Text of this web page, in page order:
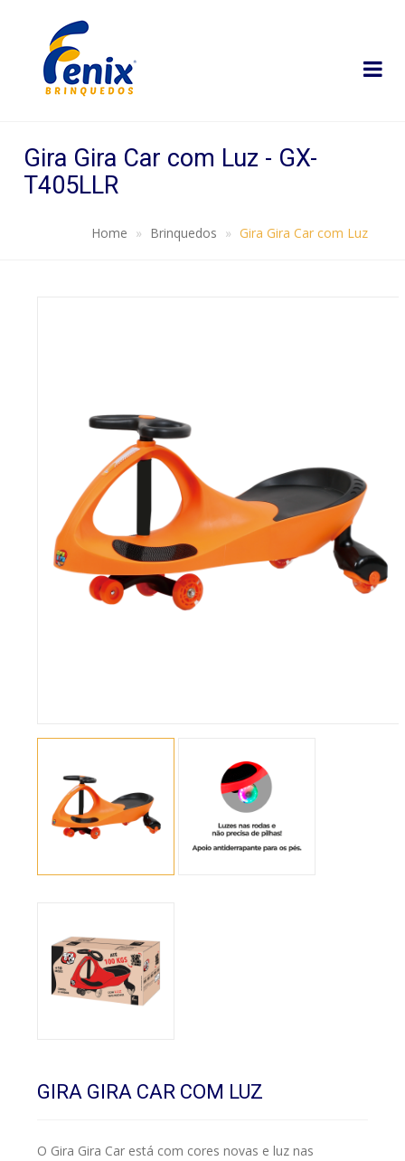
Gira Gira Car com Luz - GX-
T405LLR
Home Brinquedos Gira Gira Car com Luz
GIRA GIRA CAR COM LUZ
O Gira Gira Car está com cores novas e luz nas